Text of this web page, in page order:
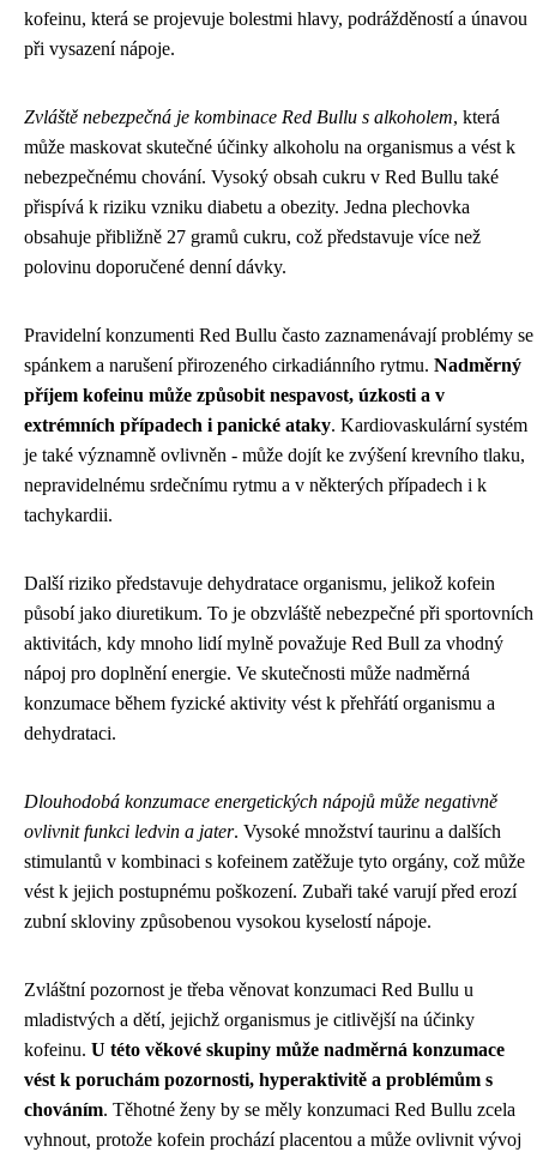
kofeinu, která se projevuje bolestmi hlavy, podrážděností a únavou
při vysazení nápoje.
Zvláště nebezpečná je kombinace Red Bullu s alkoholem, která
může maskovat skutečné účinky alkoholu na organismus a vést k
nebezpečnému chování. Vysoký obsah cukru v Red Bullu také
přispívá k riziku vzniku diabetu a obezity. Jedna plechovka
obsahuje přibližně 27 gramů cukru, což představuje více než
polovinu doporučené denní dávky.
Pravidelní konzumenti Red Bullu často zaznamenávají problémy se
spánkem a narušení přirozeného cirkadiánního rytmu. Nadměrný
příjem kofeinu může způsobit nespavost, úzkosti a v
extrémních případech i panické ataky. Kardiovaskulární systém
je také významně ovlivněn - může dojít ke zvýšení krevního tlaku,
nepravidelnému srdečnímu rytmu a v některých případech i k
tachykardii.
Další riziko představuje dehydratace organismu, jelikož kofein
působí jako diuretikum. To je obzvláště nebezpečné při sportovních
aktivitách, kdy mnoho lidí mylně považuje Red Bull za vhodný
nápoj pro doplnění energie. Ve skutečnosti může nadměrná
konzumace během fyzické aktivity vést k přehřátí organismu a
dehydrataci.
Dlouhodobá konzumace energetických nápojů může negativně
ovlivnit funkci ledvin a jater. Vysoké množství taurinu a dalších
stimulantů v kombinaci s kofeinem zatěžuje tyto orgány, což může
vést k jejich postupnému poškození. Zubaři také varují před erozí
zubní skloviny způsobenou vysokou kyselostí nápoje.
Zvláštní pozornost je třeba věnovat konzumaci Red Bullu u
mladistvých a dětí, jejichž organismus je citlivější na účinky
kofeinu. U této věkové skupiny může nadměrná konzumace
vést k poruchám pozornosti, hyperaktivitě a problémům s
chováním. Těhotné ženy by se měly konzumaci Red Bullu zcela
vyhnout, protože kofein prochází placentou a může ovlivnit vývoj